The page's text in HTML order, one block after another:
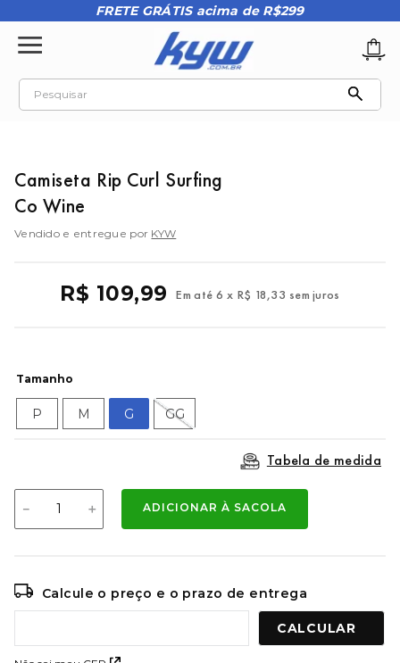
FRETE GRÁTIS acima de R$299
Pesquisar
Camiseta Rip Curl Surfing
Co Wine
Vendido e entregue por KYW
R$ 109,99 Em até 6 x R$ 18,33 sem juros
Tamanho
P M G GG
Tabela de medida
＋
－ ADICIONAR À SACOLA
Calcule o preço e o prazo de entrega
2º oakley
kenner
8º regata
9º mochila oakley